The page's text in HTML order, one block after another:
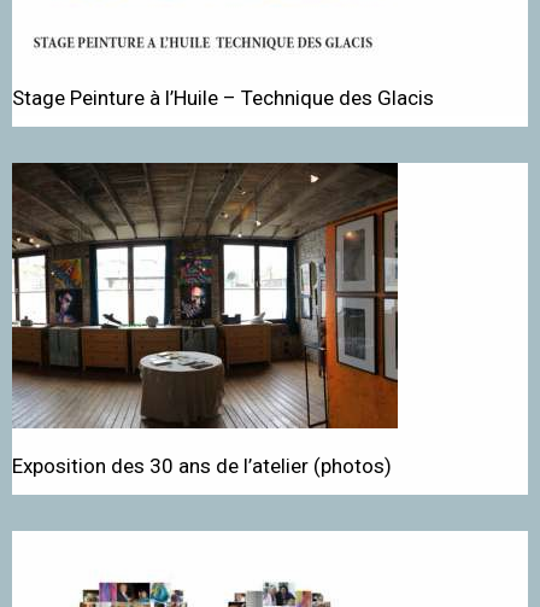
Stage Peinture à l’Huile – Technique des Glacis
Exposition des 30 ans de l’atelier (photos)